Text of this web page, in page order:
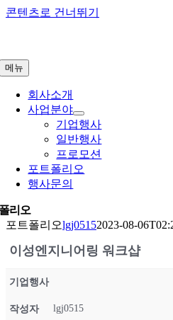
콘텐츠로 건너뛰기
메뉴
회사소개
사업분야
기업행사
일반행사
프로모션
포트폴리오
행사문의
리오
포트폴리오lgj05152023-08-
이성엔지니어링 워크샵
기업행사
작성자 lgj0515